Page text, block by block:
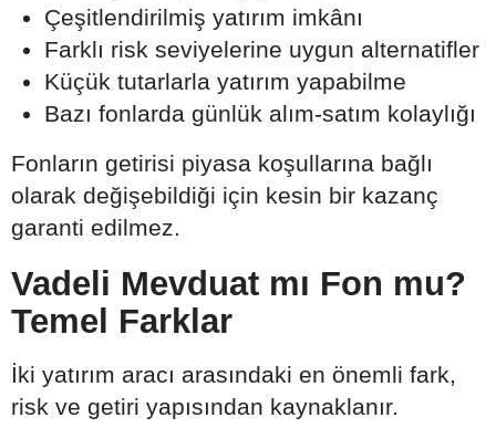
Çeşitlendirilmiş yatırım imkânı
Farklı risk seviyelerine uygun alternatifler
Küçük tutarlarla yatırım yapabilme
Bazı fonlarda günlük alım-satım kolaylığı
Fonların getirisi piyasa koşullarına bağlı
olarak değişebildiği için kesin bir kazanç
garanti edilmez.
Vadeli Mevduat mı Fon mu?
Temel Farklar
İki yatırım aracı arasındaki en önemli fark,
risk ve getiri yapısından kaynaklanır.